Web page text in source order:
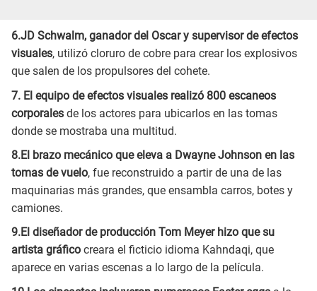
6.JD Schwalm, ganador del Oscar y supervisor de efectos
visuales, utilizó cloruro de cobre para crear los explosivos
que salen de los propulsores del cohete.
7. El equipo de efectos visuales realizó 800 escaneos
corporales de los actores para ubicarlos en las tomas
donde se mostraba una multitud.
8.El brazo mecánico que eleva a Dwayne Johnson en las
tomas de vuelo, fue reconstruido a partir de una de las
maquinarias más grandes, que ensambla carros, botes y
camiones.
9.El diseñador de producción Tom Meyer hizo que su
artista gráfico creara el ficticio idioma Kahndaqi, que
aparece en varias escenas a lo largo de la película.